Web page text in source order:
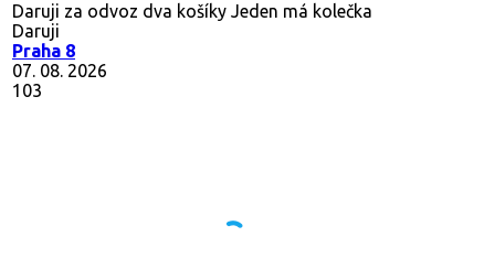
Daruji za odvoz dva košíky Jeden má kolečka
Daruji
Praha 8
07. 08. 2026
103